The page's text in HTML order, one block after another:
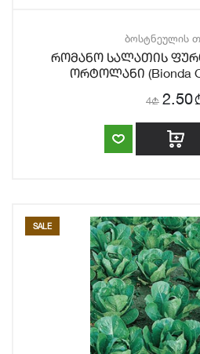
ბოსტნეულის
რომანო სალათის
ორტოლანი (Bionda
4b 2.50
SALE